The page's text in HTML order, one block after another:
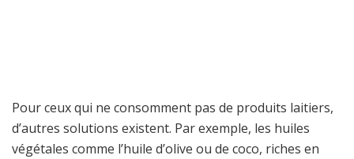
Pour ceux qui ne consomment pas de produits laitiers,
d’autres solutions existent. Par exemple, les huiles
végétales comme l’huile d’olive ou de coco, riches en